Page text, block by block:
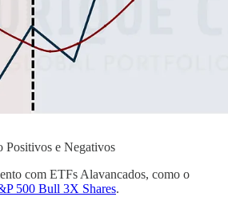
Positivos e Negativos
com ETFs Alavancados, como o
500 Bull 3X Shares.